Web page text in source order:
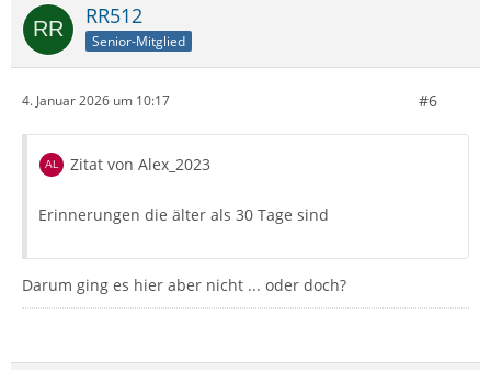
RR512
Senior-Mitglied
4. Januar 2026 um 10:17 #6
Zitat von Alex_2023
Erinnerungen die älter als 30 Tage sind
Darum ging es hier aber nicht ... oder doch?